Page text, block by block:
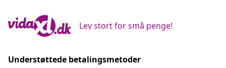
Lev stort for små penge!
Understøttede betalingsmetoder